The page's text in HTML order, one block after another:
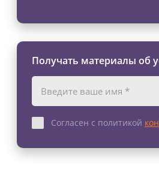
Получать материалы об
Согласен с политикой